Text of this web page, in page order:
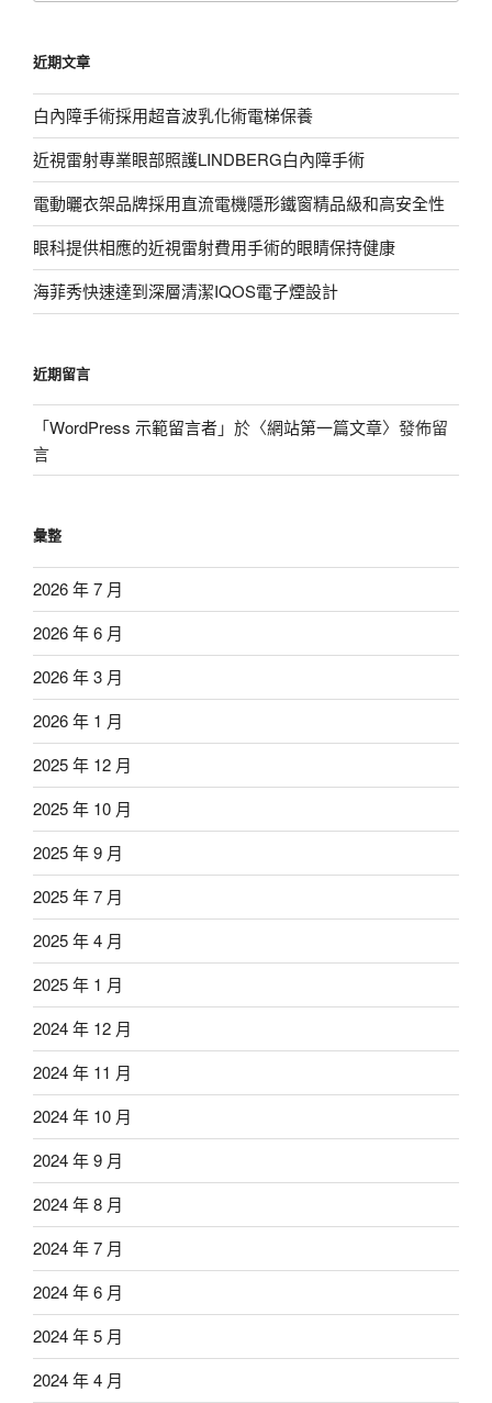
字:
近期文章
白內障手術採用超音波乳化術電梯保養
近視雷射專業眼部照護LINDBERG白內障手術
電動曬衣架品牌採用直流電機隱形鐵窗精品級和高安全性
眼科提供相應的近視雷射費用手術的眼睛保持健康
海菲秀快速達到深層清潔IQOS電子煙設計
近期留言
「WordPress 示範留言者」於〈網站第一篇文章〉發佈留
言
彙整
2026 年 7 月
2026 年 6 月
2026 年 3 月
2026 年 1 月
2025 年 12 月
2025 年 10 月
2025 年 9 月
2025 年 7 月
2025 年 4 月
2025 年 1 月
2024 年 12 月
2024 年 11 月
2024 年 10 月
2024 年 9 月
2024 年 8 月
2024 年 7 月
2024 年 6 月
2024 年 5 月
2024 年 4 月